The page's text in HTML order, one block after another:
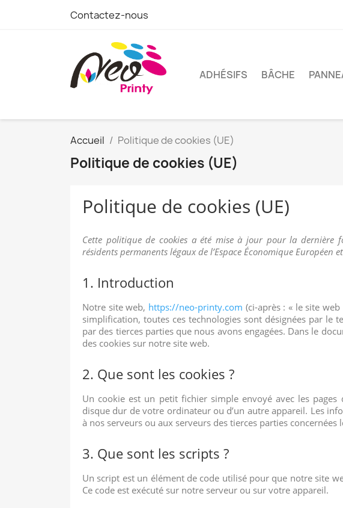
Contactez-nous
ADHÉSIFS BÂCHE
Accueil Politique de cookies (UE)
Politique de cookies (UE)
Politique de cookies (UE)
Cette politique de cookies a été mise à jour pour la dernière
résidents permanents légaux de l’Espace Économique Européen
1. Introduction
Notre site web, https://neo-printy.com (ci-après : « le site
simplification, toutes ces technologies sont désignées par le
par des tierces parties que nous avons engagées. Dans le
des cookies sur notre site web.
2. Que sont les cookies ?
Un cookie est un petit fichier simple envoyé avec les
disque dur de votre ordinateur ou d’un autre appareil. Les
à nos serveurs ou aux serveurs des tierces parties concernées
3. Que sont les scripts ?
Un script est un élément de code utilisé pour que notre site
Ce code est exécuté sur notre serveur ou sur votre appareil.